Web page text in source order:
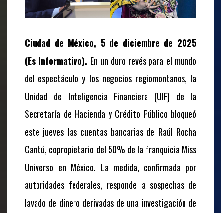
Ciudad de México, 5 de diciembre de 2025
(Es Informativo). En un duro revés para el mundo
del espectáculo y los negocios regiomontanos, la
Unidad de Inteligencia Financiera (UIF) de la
Secretaría de Hacienda y Crédito Público bloqueó
este jueves las cuentas bancarias de Raúl Rocha
Cantú, copropietario del 50% de la franquicia Miss
Universo en México. La medida, confirmada por
autoridades federales, responde a sospechas de
lavado de dinero derivadas de una investigación de